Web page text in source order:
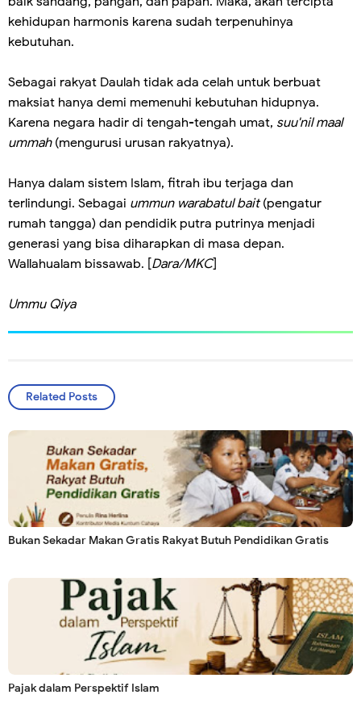
kehidupan harmonis karena sudah terpenuhinya
kebutuhan.
Sebagai rakyat Daulah tidak ada celah untuk berbuat
maksiat hanya demi memenuhi kebutuhan hidupnya.
Karena negara hadir di tengah-tengah umat, suu'nil maal
ummah(mengurusi urusan rakyatnya).
Hanya dalam sistem Islam, fitrah ibu terjaga dan
terlindungi. Sebagai ummun warabatul bait(pengatur
rumah tangga) dan pendidik putra putrinya menjadi
generasi yang bisa diharapkan di masa depan.
Wallahualam bissawab. [Dara/MKC]
Ummu Qiya
Related Posts
Bukan Sekadar Makan Gratis Rakyat Butuh Pendidikan Gratis
Pajak dalam Perspektif Islam